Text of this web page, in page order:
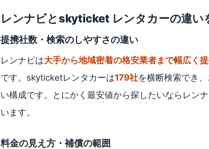
レンナビとskyticket レンタカーの違い
提携社数・検索のしやすさの違い
レンナビは大手から地域密着の格安業者まで幅広く
です。skyticketレンタカーは179社を横断検索でき
い構成です。とにかく最安値から探したいならレン
います。
料金の見え方・補償の範囲